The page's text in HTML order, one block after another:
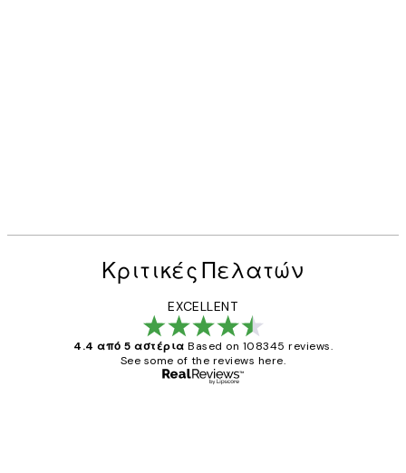
Κριτικές Πελατών
EXCELLENT
4.4 από 5 αστέρια Based on 108345 reviews.
See some of the reviews here.